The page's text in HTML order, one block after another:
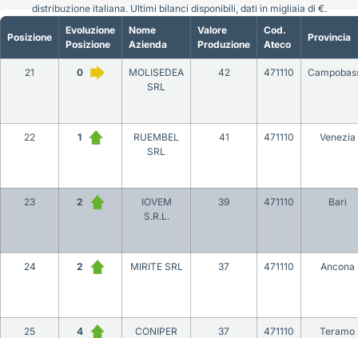
Posizione
Evoluzione
Posizione
Nome
Azienda
Valore
Produzione
Cod.
Ateco
Provincia
21 0
MOLISEDEA
SRL
42 471110
22 1
RUEMBEL
SRL
41 471110 Venezia
23 2
IOVEM
S.R.L.
39 471110 Bari
24 2 MIRITE SRL 37 471110 Ancona
25 4
CONIPER
37 471110 Teramo
distribuzione italiana. Ultimi bilanci disponibili, dati in migliaia di €.